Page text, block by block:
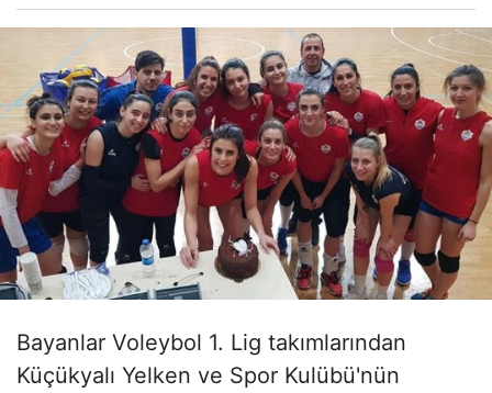
Bayanlar Voleybol 1. Lig takımlarından
Küçükyalı Yelken ve Spor Kulübü'nün